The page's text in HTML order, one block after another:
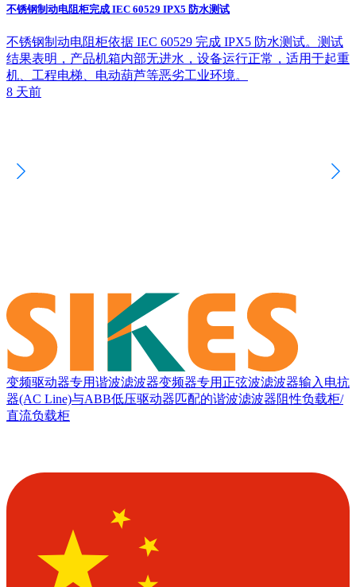
不锈钢制动电阻柜完成 IEC 60529 IPX5 防水测试
不锈钢制动电阻柜依据 IEC 60529 完成 IPX5 防水测试。测试
结果表明，产品机箱内部无进水，设备运行正常，适用于起重
机、工程电梯、电动葫芦等恶劣工业环境。
8 天前
变频驱动器专用谐波滤波器变频器专用正弦波滤波器输入电抗
器(AC Line)与ABB低压驱动器匹配的谐波滤波器阻性负载柜/
直流负载柜